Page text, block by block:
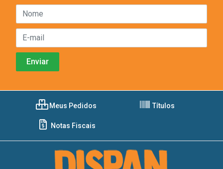
Meus Pedidos Títulos
Notas Fiscais